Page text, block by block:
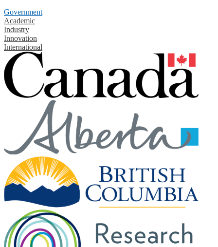
Government
Academic
Industry
Innovation
International